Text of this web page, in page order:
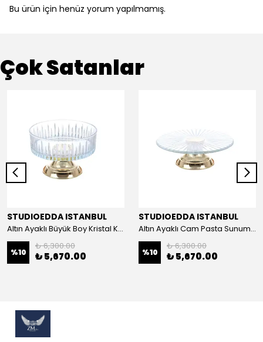
Bu ürün için henüz yorum yapılmamış.
Çok Satanlar
STUDIOEDDA ISTANBUL
Altın Ayaklı Büyük Boy Kristal Kase 25cm
%10
₺ 6,300.00
₺ 5,670.00
STUDIOEDDA ISTANBUL
Altın Ayaklı Cam Pasta Sunum 30cm
%10
₺ 6,300.00
₺ 5,670.00